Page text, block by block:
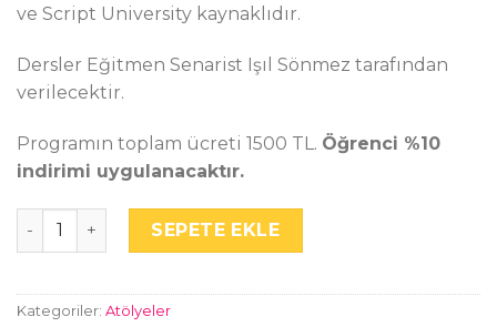
ve Script University kaynaklıdır.
Dersler Eğitmen Senarist Işıl Sönmez tarafından
verilecektir.
Programın toplam ücreti 1500 TL. Öğrenci %10
indirimi uygulanacaktır.
Senaryo Okuma ve Raporlama Sertifika Programı adet
SEPETE EKLE
Kategoriler: Atölyeler